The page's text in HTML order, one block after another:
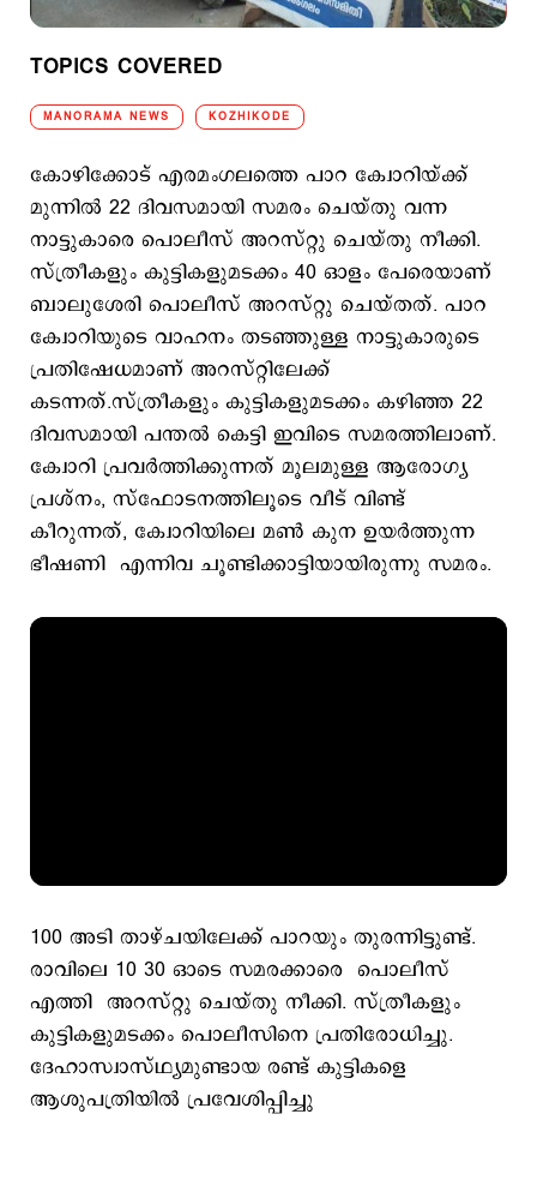
TOPICS COVERED
MANORAMA NEWS KOZHIKODE
കോഴിക്കോട് എരമംഗലത്തെ പാറ ക്വോറിയ്ക്ക്
മുന്നിൽ 22 ദിവസമായി സമരം ചെയ്തു വന്ന
നാട്ടുകാരെ പൊലീസ് അറസ്റ്റു ചെയ്തു നീക്കി.
സ്ത്രീകളും കുട്ടികളുമടക്കം 40 ഓളം പേരെയാണ്
ബാലുശേരി പൊലീസ് അറസ്റ്റു ചെയ്തത്. പാറ
ക്വോറിയുടെ വാഹനം തടഞ്ഞുള്ള നാട്ടുകാരുടെ
പ്രതിഷേധമാണ് അറസ്റ്റിലേക്ക്
കടന്നത്.സ്ത്രീകളും കുട്ടികളുമടക്കം കഴിഞ്ഞ 22
ദിവസമായി പന്തൽ കെട്ടി ഇവിടെ സമരത്തിലാണ്.
ക്വോറി പ്രവർത്തിക്കുന്നത് മൂലമുള്ള ആരോഗ്യ
പ്രശ്നം, സ്ഫോടനത്തിലൂടെ വീട് വിണ്ട്
കീറുന്നത്, ക്വോറിയിലെ മൺ കുന ഉയർത്തുന്ന
ഭീഷണി എന്നിവ ചൂണ്ടിക്കാട്ടിയായിരുന്നു സമരം.
100 അടി താഴ്ചയിലേക്ക് പാറയും തുരന്നിട്ടുണ്ട്.
രാവിലെ 10 30 ഓടെ സമരക്കാരെ പൊലീസ്
എത്തി അറസ്റ്റു ചെയ്തു നീക്കി. സ്ത്രീകളും
കുട്ടികളുമടക്കം പൊലീസിനെ പ്രതിരോധിച്ചു.
ദേഹാസ്വാസ്ഥ്യമുണ്ടായ രണ്ട് കുട്ടികളെ
ആശുപത്രിയിൽ പ്രവേശിപ്പിച്ചു